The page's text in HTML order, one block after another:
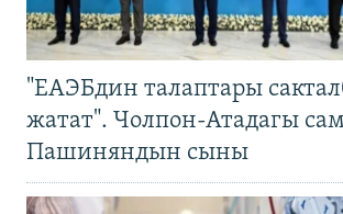
"ЕАЭБдин талаптары
жатат". Чолпон-Атадагы
Пашиняндын сыны